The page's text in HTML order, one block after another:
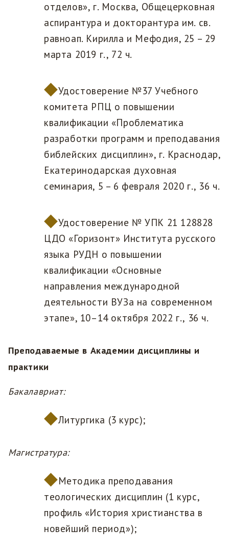
отделов», г. Москва, Общецерковная
аспирантура и докторантура им. св.
равноап. Кирилла и Мефодия, 25 – 29
марта 2019 г., 72 ч.
Удостоверение №37 Учебного
комитета РПЦ о повышении
квалификации «Проблематика
разработки программ и преподавания
библейских дисциплин», г. Краснодар,
Екатеринодарская духовная
семинария, 5 – 6 февраля 2020 г., 36 ч.
Удостоверение № УПК 21 128828
ЦДО «Горизонт» Института русского
языка РУДН о повышении
квалификации «Основные
направления международной
деятельности ВУЗа на современном
этапе», 10–14 октября 2022 г., 36 ч.
Преподаваемые в Академии дисциплины и
практики
Бакалавриат:
Литургика (3 курс);
Магистратура:
Методика преподавания
теологических дисциплин (1 курс,
профиль «История христианства в
новейший период»);